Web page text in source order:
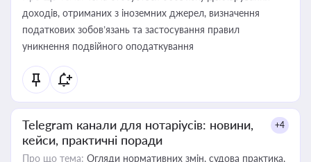
доходів, отриманих з іноземних джерел, визначення
податкових зобов’язань та застосування правил
уникнення подвійного оподаткування
Telegram канали для нотаріусів: новини,
кейси, практичні поради
+4
Про що тема: Огляди нормативних змін, судова практика,